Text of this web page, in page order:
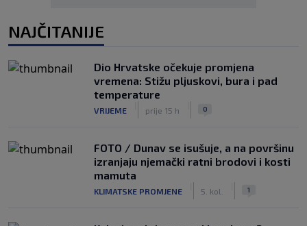
NAJČITANIJE
Dio Hrvatske očekuje promjena
vremena: Stižu pljuskovi, bura i pad
temperature
VRIJEME prije 15 h 0
FOTO / Dunav se isušuje, a na površinu
izranjaju njemački ratni brodovi i kosti
mamuta
KLIMATSKE PROMJENE 5. kol. 1